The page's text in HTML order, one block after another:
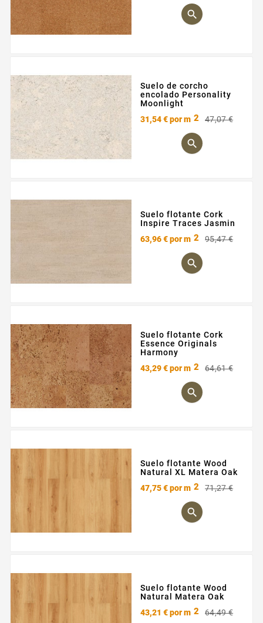

Suelo de corcho
encolado Personality
Moonlight
31,54 €por m 2 47,07 €

Suelo flotante Cork
Inspire Traces Jasmin
63,96 €por m 2 95,47 €

Suelo flotante Cork
Essence Originals
Harmony
43,29 €por m 2 64,61 €

Suelo flotante Wood
Natural XL Matera Oak
47,75 €por m 2 71,27 €

Suelo flotante Wood
Natural Matera Oak
43,21 €por m 2 64,49 €